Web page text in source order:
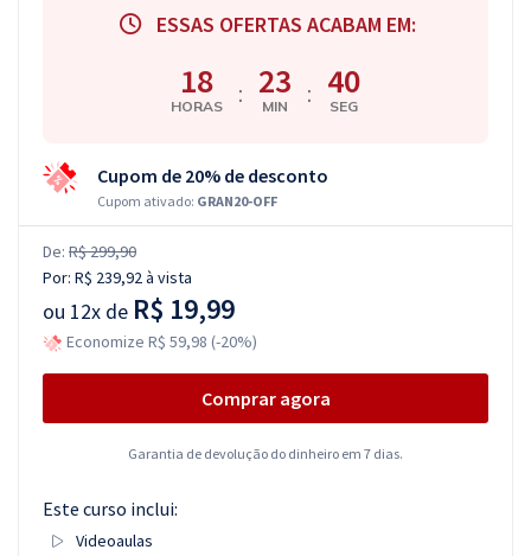
ESSAS OFERTAS ACABAM EM:
18
HORAS : 23
MIN : 39
SEG
Cupom de 20% de desconto
Cupom ativado: GRAN20-OFF
De: R$ 299,90
Por: R$ 239,92à vista
ou 12x de R$ 19,99
Economize R$ 59,98 (-20%)
Comprar agora
Garantia de devolução do dinheiro em 7 dias.
Este curso inclui:
Videoaulas